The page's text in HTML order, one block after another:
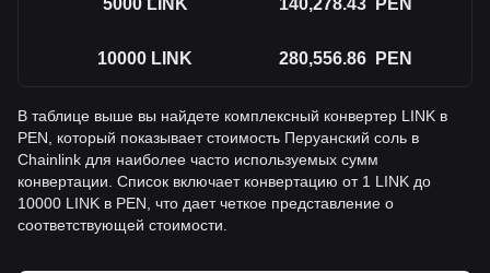
5000 LINK 140,278.43 PEN
10000 LINK 280,556.86 PEN
В таблице выше вы найдете комплексный конвертер LINK в
PEN, который показывает стоимость Перуанский соль в
Chainlink для наиболее часто используемых сумм
конвертации. Список включает конвертацию от 1 LINK до
10000 LINK в PEN, что дает четкое представление о
соответствующей стоимости.